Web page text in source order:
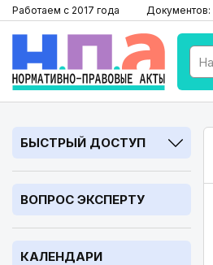
Работаем с 2017 года Документов:
БЫСТРЫЙ ДОСТУП
ВОПРОС ЭКСПЕРТУ
КАЛЕНДАРИ